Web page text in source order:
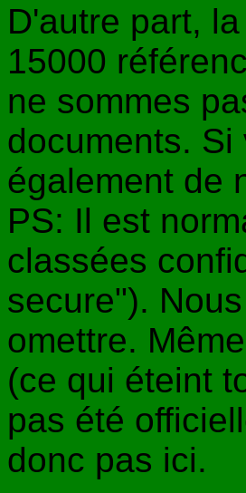
D'autre part,
15000
ne sommes
documents.
également de
PS: Il est
classées
secure").
omettre.
(ce qui éteint
pas été
donc pas ici.